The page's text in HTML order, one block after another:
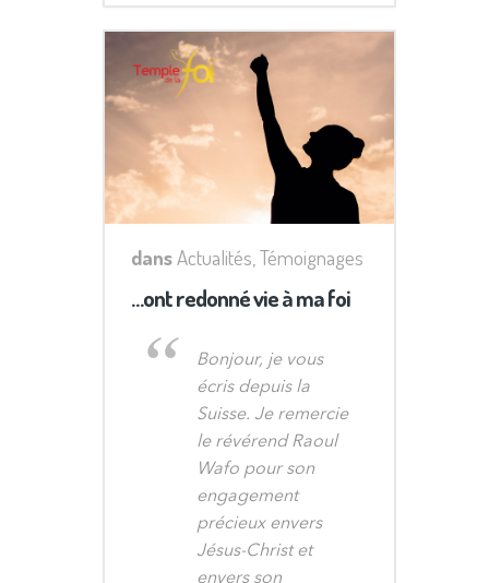
dansActualités,Témoignages
…ont redonné vie à ma foi
Bonjour, je vous
écris depuis la
Suisse. Je remercie
le révérend Raoul
Wafo pour son
engagement
précieux envers
Jésus-Christ et
envers son